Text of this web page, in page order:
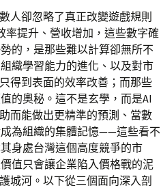
人卻忽略了真正改變遊戲規則
提升、營收增加，這些數字確
的，是那些難以計算卻無所不
織學習能力的進化、以及對市
得到表面的效率改善；而那些
的奧秘。這不是玄學，而是AI
而能做出更精準的預測、當數
為組織的集體記憶——這些看不
身處台灣這個高度競爭的市
值只會讓企業陷入價格戰的泥
城河。以下從三個面向深入剖